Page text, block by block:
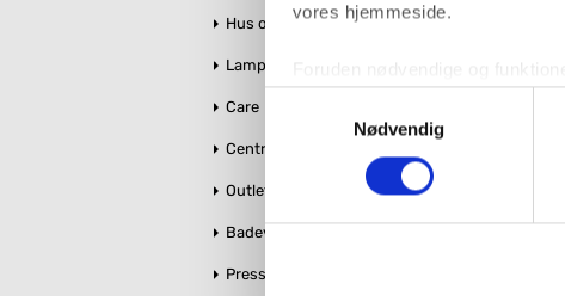
vores hjemmeside.
med henblik på
VVS-Shoppen.dk bruger både
Hvis du accepterer alle
Nødvendig
Hus og Have
Lamper
Care
Centralstøvsuger
Outlet
Badeværelse makeover
Pressalit toiletsæder